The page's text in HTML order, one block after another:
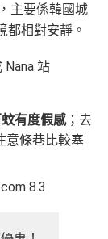
主要係韓國城
都相對安靜。
Nana 站
有度假感；去
意條巷比較塞
8.3